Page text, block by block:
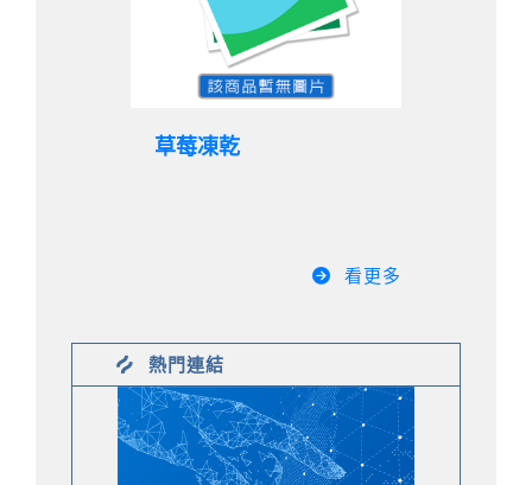
草莓凍乾
看更多
熱門連結